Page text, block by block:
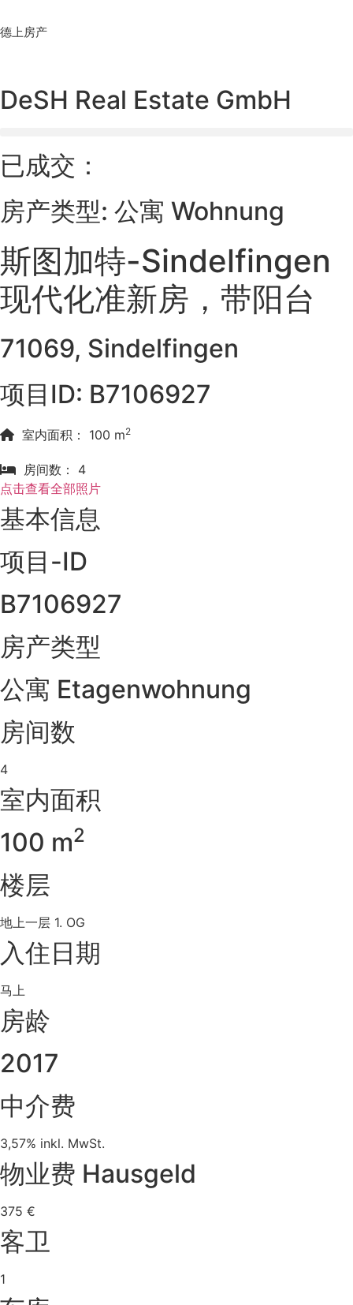
to
德上房产
DeSH Real Estate GmbH
已成交：
房产类型: 公寓 Wohnung
斯图加特-Sindelfingen
现代化准新房，带阳台
71069, Sindelfingen
项目ID: B7106927
室内面积： 100 m2
房间数： 4
点击查看全部照片
基本信息
项目-ID
B7106927
房产类型
公寓 Etagenwohnung
房间数
4
室内面积
100 m2
楼层
地上一层 1. OG
入住日期
马上
房龄
2017
中介费
3,57% inkl. MwSt.
物业费 Hausgeld
375 €
客卫
1